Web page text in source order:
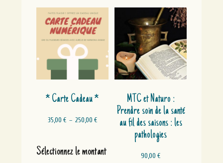
* Carte Cadeau *
35,00 € – 250,00 €Plage
à
Sélectionnez le montant
MTC et Naturo :
Prendre soin de la santé
au fil des saisons : les
pathologies
90,00€